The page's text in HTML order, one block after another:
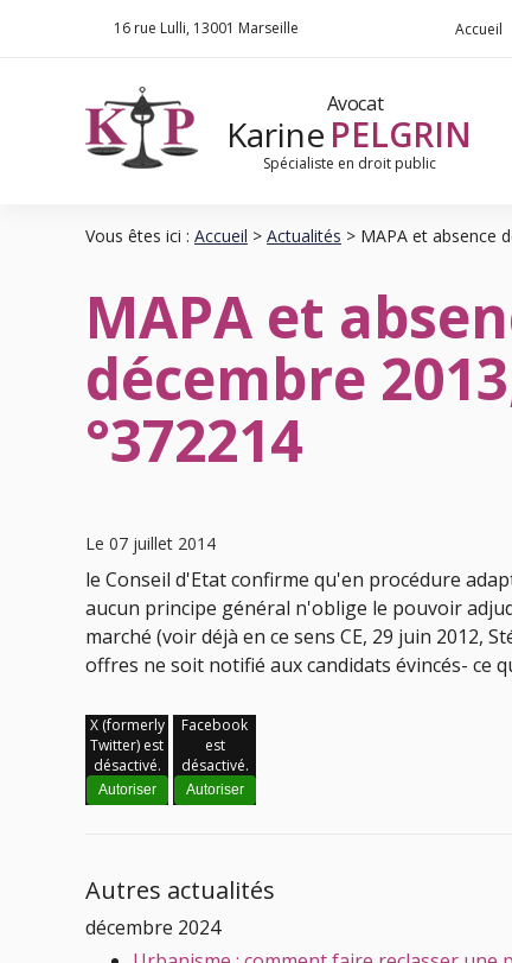
16 rue Lulli 13001 Marseille Accueil
Avocat
Karine PELGRIN
Spécialiste en droit public
Vous êtes ici : Accueil > Actualités > MAPA et absence
MAPA et
décembre
°372214
Le 07 juillet 2014
le Conseil d'Etat confirme qu'en procédure
aucun principe général n'oblige le pouvoir
marché (voir déjà en ce sens CE, 29 juin 2012,
offres ne soit notifié aux candidats évincés- ce
X (formerly
Twitter) est
désactivé.
Autoriser
Facebook
est
désactivé.
Autoriser
Autres actualités
décembre 2024